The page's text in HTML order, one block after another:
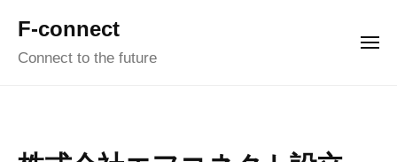
content
F-connect
Connect to the future